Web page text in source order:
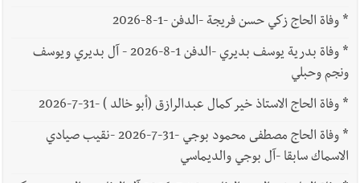
*وفاة الحاج زكي حسن فريجة -الدفن -1-8-2026
*
وفاة بدرية يوسف بديري -الدفن 1-8-2026 - آل بديري ويوسف
ونجم وحبلي
*وفاة الحاج الاستاذ خير كمال عبدالرازق (أبو خالد ) -31-7-2026
*
وفاة الحاج مصطفى محمود بوجي -31-7-2026 -نقيب صيادي
الاسماك سابقا -آل بوجي والديماسي